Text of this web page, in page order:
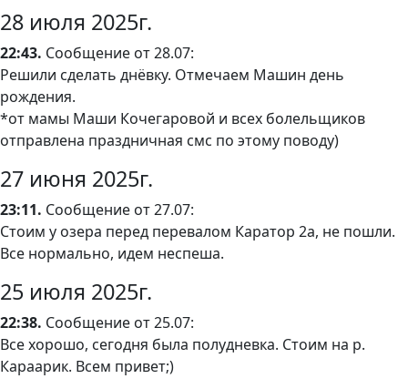
28 июля 2025г.
22:43. Сообщение от 28.07:
Решили сделать днёвку. Отмечаем Машин день
рождения.
*от мамы Маши Кочегаровой и всех болельщиков
отправлена праздничная смс по этому поводу)
27 июня 2025г.
23:11. Сообщение от 27.07:
Стоим у озера перед перевалом Каратор 2а, не пошли.
Все нормально, идем неспеша.
25 июля 2025г.
22:38. Сообщение от 25.07:
Все хорошо, сегодня была полудневка. Стоим на р.
Караарик. Всем привет;)